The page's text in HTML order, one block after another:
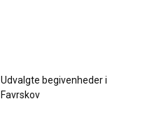
Udvalgte begivenheder i
Favrskov